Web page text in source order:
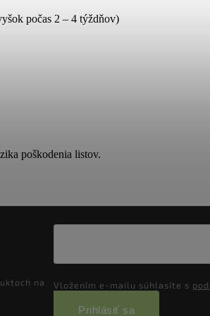
počas 2 – 4 týždňov)
poškodenia listov.
na
Vložením e-mailu súhlasíte s
Prihlásiť sa